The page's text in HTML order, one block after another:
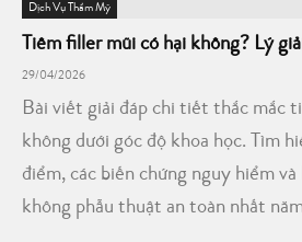
Dịch Vụ Thẩm Mỹ
Tiêm filler mũi có hại không? Lý
29/04/2026
Bài viết giải đáp chi tiết thắc mắc
không dưới góc độ khoa học. Tìm
điểm, các biến chứng nguy hiểm
không phẫu thuật an toàn nhất